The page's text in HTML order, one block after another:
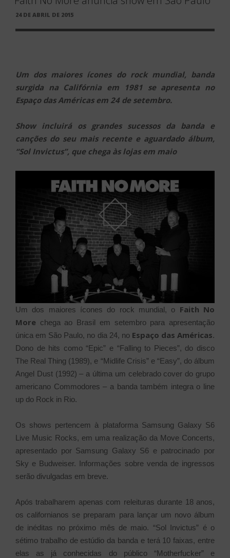
PUBLICADO
24 DE ABRIL DE 2015
Um dos maiores ícones do rock mundial, banda
surgida na Califórnia em 1981 se apresenta no
Espaço das Américas em 24 de setembro.
Show incluirá os grandes sucessos da banda e
canções do seu mais recente e aguardado álbum,
“Sol Invictus”, que chega às lojas em maio
Um dos maiores ícones do rock mundial, o Faith No
More chega ao Brasil em setembro para apresentação
única em São Paulo, no dia 24, no Espaço das Américas.
Dono de hits como “Epic” e “Falling to Pieces”, do disco
The Real Thing (1989), e “Midlife Crisis” e “Easy”, do álbum
Angel Dust (1992) – a última um celebrado cover do grupo
americano Commodores – a banda também integra o line
up do Rock in Rio.
Os shows pertencem à plataforma Samsung Galaxy S6
Live Music Rocks, em uma realização da Move Concerts,
apresentado por Samsung Galaxy S6 e patrocinado por
Sky e Budweiser. Informações sobre venda de ingressos
serão divulgadas em breve.
Após trabalharem apenas com releituras durante 18 anos,
os californianos se preparam para lançar um novo álbum
de inéditas no próximo mês de maio. “Sol Invictus” é o
sétimo trabalho de estúdio da banda e terá 10 faixas, entre
elas as já conhecidas do público “Motherfucker” e